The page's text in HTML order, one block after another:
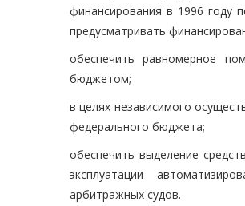
финансирования в 1996 году
предусматривать
обеспечить равномерное
бюджетом;
в целях независимого
федерального бюджета;
обеспечить выделение
эксплуатации
арбитражных судов.